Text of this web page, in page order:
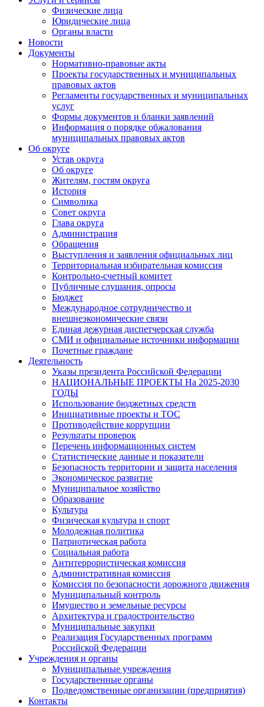
Физические лица
Юридические лица
Органы власти
Новости
Документы
Нормативно-правовые акты
Проекты государственных и муниципальных
правовых актов
Регламенты государственных и муниципальных
услуг
Формы документов и бланки заявлений
Информация о порядке обжалования
муниципальных правовых актов
Об округе
Устав округа
Об округе
Жителям, гостям округа
История
Символика
Совет округа
Глава округа
Администрация
Обращения
Выступления и заявления официальных лиц
Территориальная избирательная комиссия
Контрольно-счетный комитет
Публичные слушания, опросы
Бюджет
Международное сотрудничество и
внешнеэкономические связи
Единая дежурная диспетчерская служба
СМИ и официальные источники информации
Почетные граждане
Деятельность
Указы президента Российской Федерации
НАЦИОНАЛЬНЫЕ ПРОЕКТЫ На 2025-2030
ГОДЫ
Использование бюджетных средств
Инициативные проекты и ТОС
Противодействие коррупции
Результаты проверок
Перечень информационных систем
Статистические данные и показатели
Безопасность территории и защита населения
Экономическое развитие
Муниципальное хозяйство
Образование
Культура
Физическая культура и спорт
Молодежная политика
Патриотическая работа
Социальная работа
Антитеррористическая комиссия
Административная комиссия
Комиссия по безопасности дорожного движения
Муниципальный контроль
Имущество и земельные ресурсы
Архитектура и градостроительство
Муниципальные закупки
Реализация Государственных программ
Российской Федерации
Учреждения и органы
Муниципальные учреждения
Государственные органы
Подведомственные организации (предприятия)
Контакты